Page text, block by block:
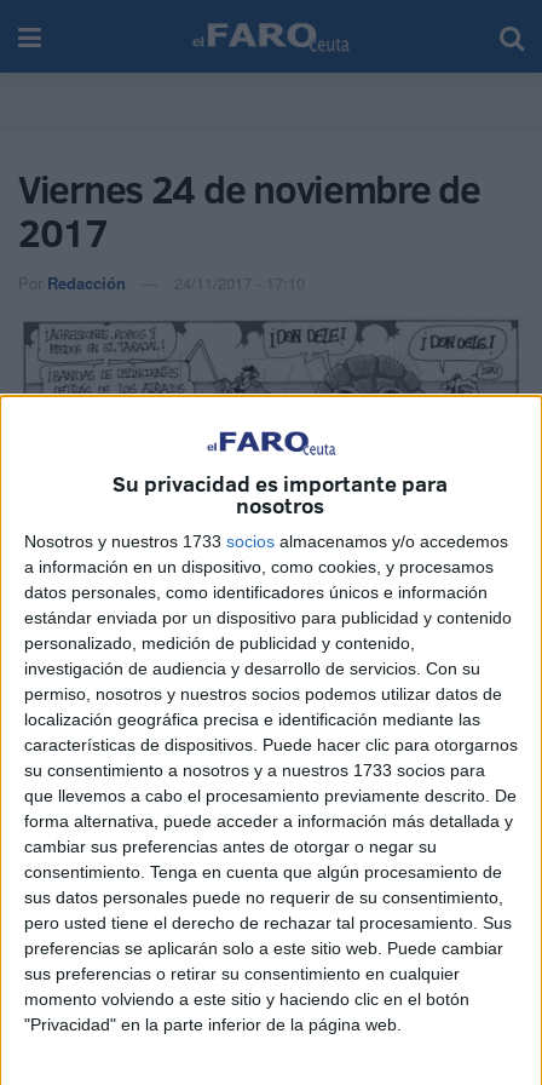
Su privacidad es importante para
nosotros
Nosotros y nuestros 1733 socios almacenamos y/o accedemos
a información en un dispositivo, como cookies, y procesamos
datos personales, como identificadores únicos e información
estándar enviada por un dispositivo para publicidad y contenido
personalizado, medición de publicidad y contenido,
investigación de audiencia y desarrollo de servicios. Con su
permiso, nosotros y nuestros socios podemos utilizar datos de
localización geográfica precisa e identificación mediante las
características de dispositivos. Puede hacer clic para otorgarnos
su consentimiento a nosotros y a nuestros 1733 socios para
que llevemos a cabo el procesamiento previamente descrito. De
forma alternativa, puede acceder a información más detallada y
cambiar sus preferencias antes de otorgar o negar su
consentimiento. Tenga en cuenta que algún procesamiento de
sus datos personales puede no requerir de su consentimiento,
pero usted tiene el derecho de rechazar tal procesamiento. Sus
preferencias se aplicarán solo a este sitio web. Puede cambiar
sus preferencias o retirar su consentimiento en cualquier
momento volviendo a este sitio y haciendo clic en el botón
"Privacidad" en la parte inferior de la página web.
Viernes 24 de noviembre de
2017
Por Redacción 24/11/2017 - 17:10
RelatedPosts
CCOO exige a Servilimpce que explique
cómo ha valorado las entrevistas de la
bolsa de Guardería
HACE 20 MINUTOS
Detenido un marroquí: se metió incluso
en la cama de una mujer en el Paseo de
las Palmeras